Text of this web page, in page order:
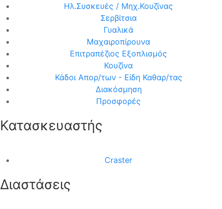
Ηλ.Συσκευές / Μηχ.Κουζίνας
Σερβίτσια
Γυαλικά
Μαχαιροπίρουνα
Επιτραπέζιος Εξοπλισμός
Κουζίνα
Κάδοι Απορ/των - Είδη Καθαρ/τας
Διακόσμηση
Προσφορές
Κατασκευαστής
Craster
Διαστάσεις